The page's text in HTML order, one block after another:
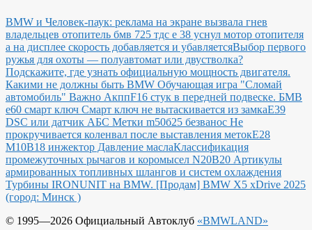
BMW и Человек-паук: реклама на экране вызвала гнев
владельцев отопитель бмв 725 тдс е 38 уснул мотор отопителя
а на дисплее скорость добавляется и убавляетсяВыбор первого
ружья для охоты — полуавтомат или двустволка?
Подскажите, где узнать официальную мощность двигателя.
Какими не должны быть BMW Обучающая игра "Сломай
автомобиль" Важно АкппF16 стук в передней подвеске. БМВ
е60 смарт ключ Смарт ключ не вытаскивается из замкаE39
DSC или датчик АБС Метки m50б25 безванос Не
прокручивается коленвал после выставления метокЕ28
М10В18 инжектор Давление маслаКлассификация
промежуточных рычагов и коромысел N20B20 Артикулы
армированных топливных шлангов и систем охлаждения
Турбины IRONUNIT на BMW. [Продам] BMW X5 xDrive 2025
(город: Минск )
© 1995—2026 Официальный Автоклуб «BMWLAND»